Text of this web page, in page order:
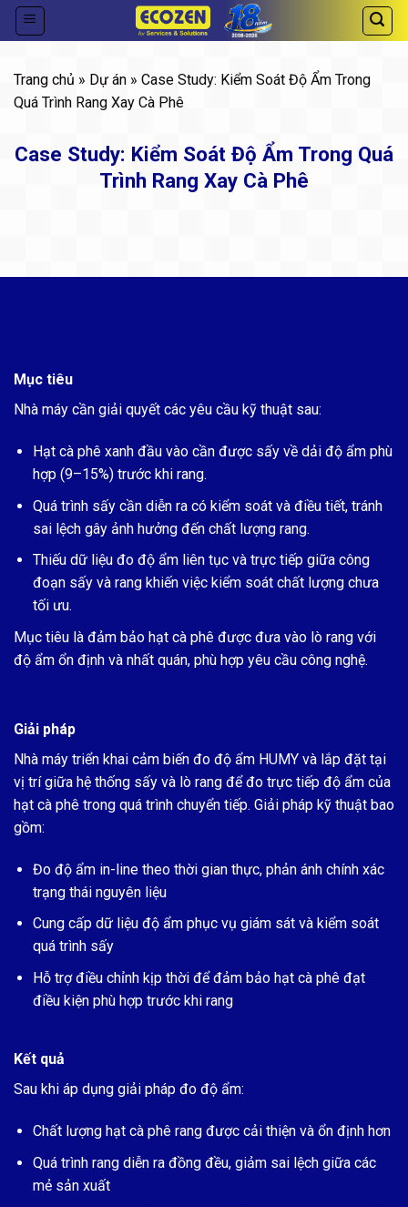
Skip
Trang chủ » Dự án » Case Study: Kiểm Soát Độ Ẩm Trong
Quá Trình Rang Xay Cà Phê
Case Study: Kiểm Soát Độ Ẩm Trong Quá
Trình Rang Xay Cà Phê
Mục tiêu
Nhà máy cần giải quyết các yêu cầu kỹ thuật sau:
Hạt cà phê xanh đầu vào cần được sấy về dải độ ẩm phù
hợp (9–15%) trước khi rang.
Quá trình sấy cần diễn ra có kiểm soát và điều tiết, tránh
sai lệch gây ảnh hưởng đến chất lượng rang.
Thiếu dữ liệu đo độ ẩm liên tục và trực tiếp giữa công
đoạn sấy và rang khiến việc kiểm soát chất lượng chưa
tối ưu.
Mục tiêu là đảm bảo hạt cà phê được đưa vào lò rang với
độ ẩm ổn định và nhất quán, phù hợp yêu cầu công nghệ.
Giải pháp
Nhà máy triển khai cảm biến đo độ ẩm HUMY và lắp đặt tại
vị trí giữa hệ thống sấy và lò rang để đo trực tiếp độ ẩm của
hạt cà phê trong quá trình chuyển tiếp. Giải pháp kỹ thuật bao
gồm:
Đo độ ẩm in-line theo thời gian thực, phản ánh chính xác
trạng thái nguyên liệu
Cung cấp dữ liệu độ ẩm phục vụ giám sát và kiểm soát
quá trình sấy
Hỗ trợ điều chỉnh kịp thời để đảm bảo hạt cà phê đạt
điều kiện phù hợp trước khi rang
Kết quả
Sau khi áp dụng giải pháp đo độ ẩm:
Chất lượng hạt cà phê rang được cải thiện và ổn định hơn
Quá trình rang diễn ra đồng đều, giảm sai lệch giữa các
mẻ sản xuất